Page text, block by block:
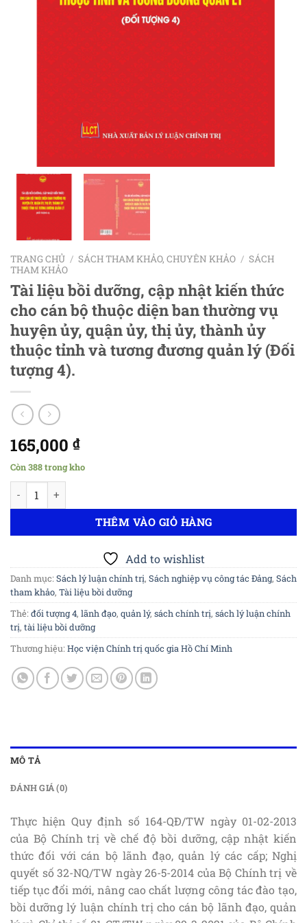
TRANG CHỦ / SÁCH THAM KHẢO, CHUYÊN KHẢO / SÁCH
THAM KHẢO
Tài liệu bồi dưỡng, cập nhật kiến thức
cho cán bộ thuộc diện ban thường vụ
huyện ủy, quận ủy, thị ủy, thành ủy
thuộc tỉnh và tương đương quản lý (Đối
tượng 4).
165,000 ₫
Còn 388 trong kho
Tài liệu bồi dưỡng, cập nhật kiến thức cho cán bộ thuộc
THÊM VÀO GIỎ HÀNG
Add to wishlist
Danh mục: Sách lý luận chính trị, Sách nghiệp vụ công tác Đảng, Sách
tham khảo, Tài liệu bồi dưỡng
Thẻ: đối tượng 4, lãnh đạo, quản lý, sách chính trị, sách lý luận chính
trị, tài liệu bồi dưỡng
Thương hiệu: Học viện Chính trị quốc gia Hồ Chí Minh
MÔ TẢ
ĐÁNH GIÁ (0)
Thực hiện Quy định số 164-QĐ/TW ngày 01-02-2013
của Bộ Chính trị về chế độ bồi dưỡng, cập nhật kiến
thức đối với cán bộ lãnh đạo, quản lý các cấp; Nghị
quyết số 32-NQ/TW ngày 26-5-2014 của Bộ Chính trị về
tiếp tục đổi mới, nâng cao chất lượng công tác đào tạo,
bồi dưỡng lý luận chính trị cho cán bộ lãnh đạo, quản